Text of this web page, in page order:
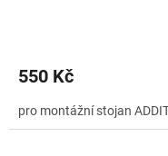
550 Kč
pro montážní stojan